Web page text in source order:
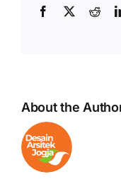
Facebook
X
About the